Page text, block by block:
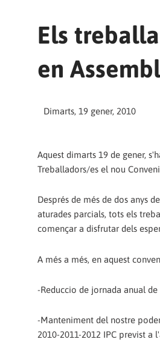
Els
en
Dimarts, 19 gener, 2010
Aquest dimarts 19 de gener,
Treballadors/es el nou
Després de més de dos anys
aturades parcials, tots els
començar a disfrutar dels
A més a més, en aquest
-Reduccio de jornada anual
-Manteniment del nostre
2010-2011-2012 IPC previst a